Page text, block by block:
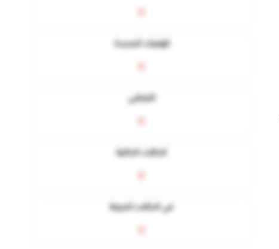
0
الوفيات الجديدة
0
التعافي
0
الحالات الحالية
0
في الحالات الحرجة
0